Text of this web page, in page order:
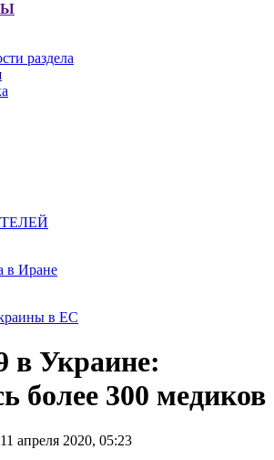
раздела
в Иране
в ЕС
в Украине:
более 300 медиков
апреля 2020, 05:23